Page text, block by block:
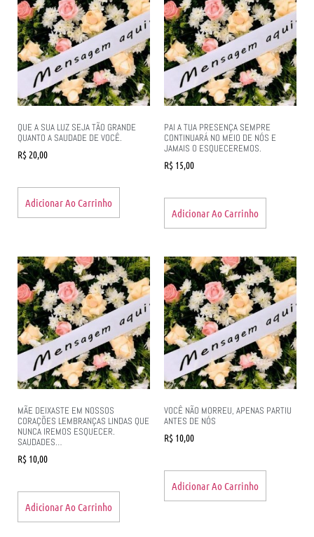
QUE A SUA LUZ SEJA TÃO GRANDE
QUANTO A SAUDADE DE VOCÊ.
R$20,00
Adicionar Ao Carrinho
PAI A TUA PRESENÇA SEMPRE
CONTINUARÁ NO MEIO DE NÓS E
JAMAIS O ESQUECEREMOS.
R$ 15,00
Adicionar Ao Carrinho
MÃE DEIXASTE EM NOSSOS
CORAÇÕES LEMBRANÇAS LINDAS QUE
NUNCA IREMOS ESQUECER.
SAUDADES…
R$ 10,00
Adicionar Ao Carrinho
VOCÊ NÃO MORREU, APENAS PARTIU
ANTES DE NÓS
R$ 10,00
Adicionar Ao Carrinho